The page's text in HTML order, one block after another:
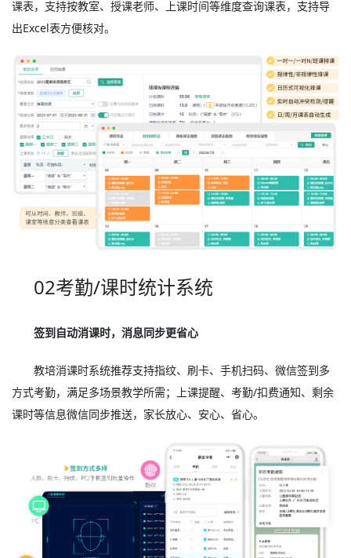
课表，支持按教室、授课老师、上课时间等维度查询课表，支持导
出Excel表方便核对。
02考勤/课时统计系统
签到自动消课时，消息同步更省心
教培消课时系统推荐支持指纹、刷卡、手机扫码、微信签到多
方式考勤，满足多场景教学所需；上课提醒、考勤/扣费通知、剩余
课时等信息微信同步推送，家长放心、安心、省心。